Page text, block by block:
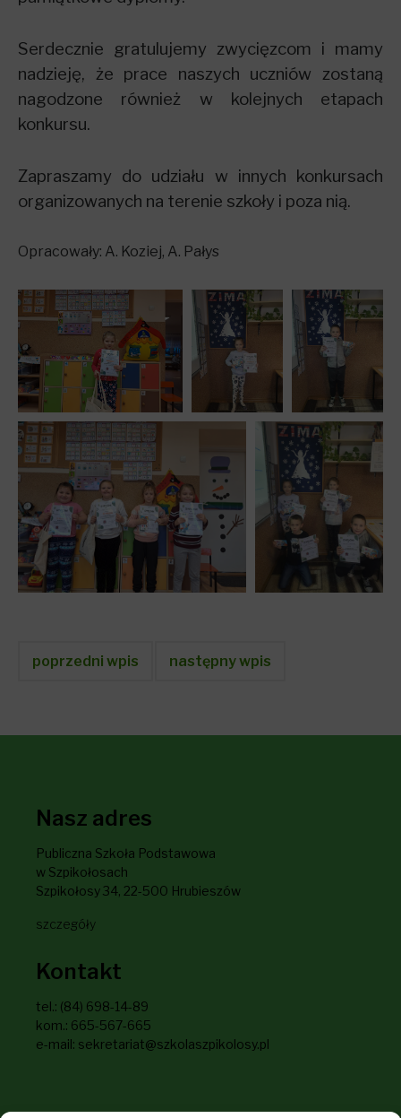
Serdecznie gratulujemy zwycięzcom i mamy
nadzieję, że prace naszych uczniów zostaną
nagodzone również w kolejnych etapach
konkursu.
Zapraszamy do udziału w innych konkursach
organizowanych na terenie szkoły i poza nią.
Opracowały: A. Koziej, A. Pałys
poprzedni wpis następny wpis
Nasz adres
Publiczna Szkoła Podstawowa
w Szpikołosach
Szpikołosy 34, 22-500 Hrubieszów
szczegóły
Kontakt
tel.: (84) 698-14-89
kom.: 665-567-665
e-mail: sekretariat@szkolaszpikolosy.pl